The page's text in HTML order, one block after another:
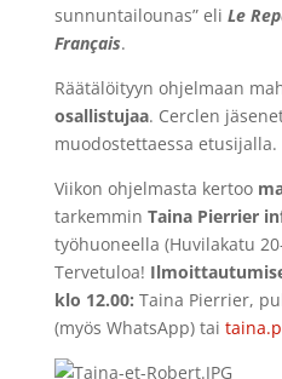
sunnuntailounas” eli Le
Français.
Räätälöityyn ohjelmaan
osallistujaa. Cerclen
muodostettaessa etusijalla.
Viikon ohjelmasta kertoo
tarkemmin Taina Pierrier
työhuoneella (Huvilakatu
Tervetuloa!
klo 12.00: Taina Pierrier,
(myös WhatsApp) tai